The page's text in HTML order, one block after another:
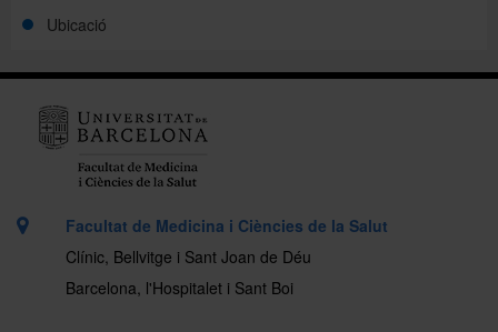
Ubicació
Facultat de Medicina i Ciències de la Salut
Clínic, Bellvitge i Sant Joan de Déu
Barcelona, l'Hospitalet i Sant Boi